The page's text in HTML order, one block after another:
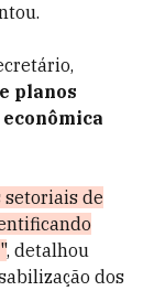
planos
setoriais de
, detalhou
dos